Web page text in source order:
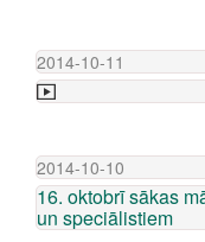
2014-10-11
2014-10-10
16. oktobrī sākas
un speciālistiem